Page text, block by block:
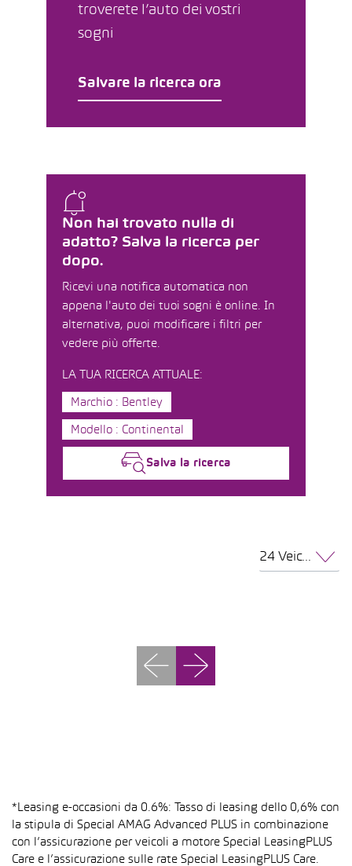
Non hai trovato nulla di
adatto? Salva la ricerca per
dopo.
Ricevi una notifica automatica non
appena l'auto dei tuoi sogni è online. In
alternativa, puoi modificare i filtri per
vedere più offerte.
LA TUA RICERCA ATTUALE:
Marchio : Bentley
Modello : Continental
Salva la ricerca
troverete l’auto dei vostri
sogni
Salvare la ricerca ora
24 Veicoli per pagina
*Leasing e-occasioni da 0.6%: Tasso di leasing dello 0,6% con
la stipula di Special AMAG Advanced PLUS in combinazione
con l’assicurazione per veicoli a motore Special LeasingPLUS
Care e l’assicurazione sulle rate Special LeasingPLUS Care.